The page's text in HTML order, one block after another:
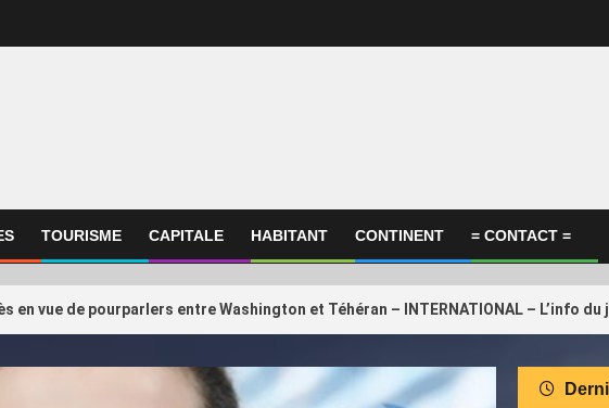
TOURISME CAPITALE HABITANT CONTINENT = CONTACT =
en vue de pourparlers entre Washington et Téhéran – INTERNATIONAL – L’info du
International